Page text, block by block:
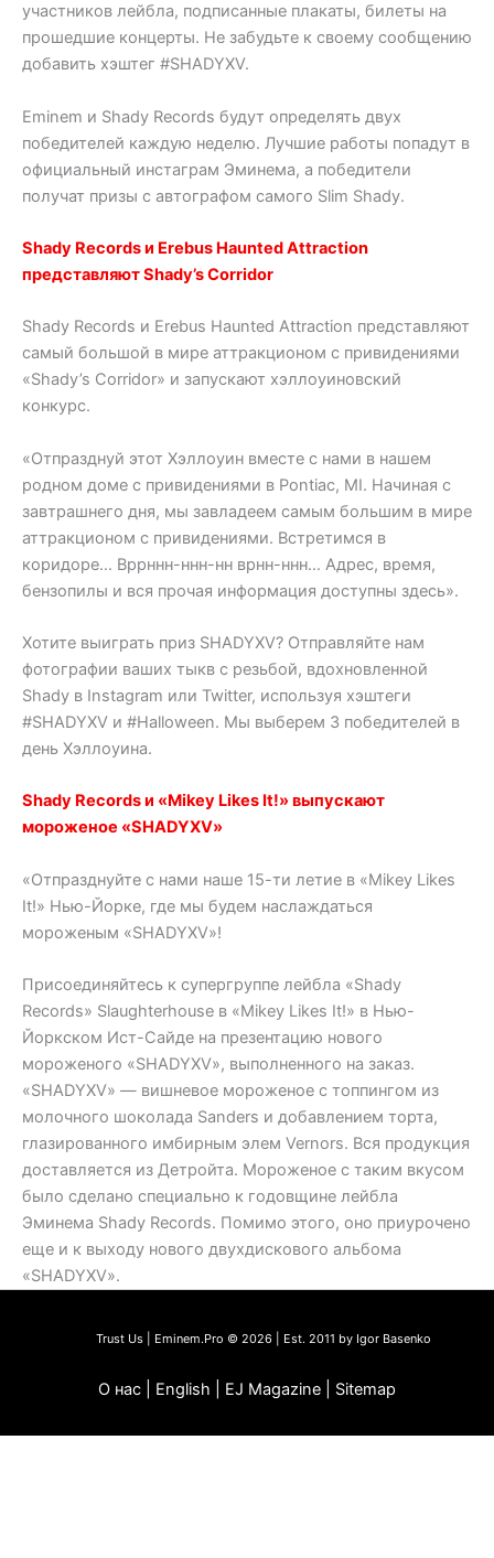
участников лейбла, подписанные плакаты, билеты на
прошедшие концерты. Не забудьте к своему сообщению
добавить хэштег #SHADYXV.
Eminem и Shady Records будут определять двух
победителей каждую неделю. Лучшие работы попадут в
официальный инстаграм Эминема, а победители
получат призы с автографом самого Slim Shady.
Shady Records и Erebus Haunted Attraction
представляют Shady’s Corridor
Shady Records и Erebus Haunted Attraction представляют
самый большой в мире аттракционом с привидениями
«Shady’s Corridor» и запускают хэллоуиновский
конкурс.
«Отпразднуй этот Хэллоуин вместе с нами в нашем
родном доме с привидениями в Pontiac, MI. Начиная с
завтрашнего дня, мы завладеем самым большим в мире
аттракционом с привидениями. Встретимся в
коридоре… Вррннн-ннн-нн врнн-ннн… Адрес, время,
бензопилы и вся прочая информация доступны здесь».
Хотите выиграть приз SHADYXV? Отправляйте нам
фотографии ваших тыкв с резьбой, вдохновленной
Shady в Instagram или Twitter, используя хэштеги
#SHADYXV и #Halloween. Мы выберем 3 победителей в
день Хэллоуина.
Shady Records и «Mikey Likes It!» выпускают
мороженое «SHADYXV»
«Отпразднуйте с нами наше 15-ти летие в «Mikey Likes
It!» Нью-Йорке, где мы будем наслаждаться
мороженым «SHADYXV»!
Присоединяйтесь к супергруппе лейбла «Shady
Records» Slaughterhouse в «Mikey Likes It!» в Нью-
Йоркском Ист-Сайде на презентацию нового
мороженого «SHADYXV», выполненного на заказ.
«SHADYXV» — вишневое мороженое с топпингом из
молочного шоколада Sanders и добавлением торта,
глазированного имбирным элем Vernors. Вся продукция
доставляется из Детройта. Мороженое с таким вкусом
было сделано специально к годовщине лейбла
Эминема Shady Records. Помимо этого, оно приурочено
еще и к выходу нового двухдискового альбома
«SHADYXV».
Trust Us | Eminem.Pro © 2026 | Est. 2011 by Igor Basenko
О нас | English | EJ Magazine | Sitemap